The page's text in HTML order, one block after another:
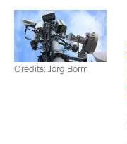
Credits: Jörg Borm